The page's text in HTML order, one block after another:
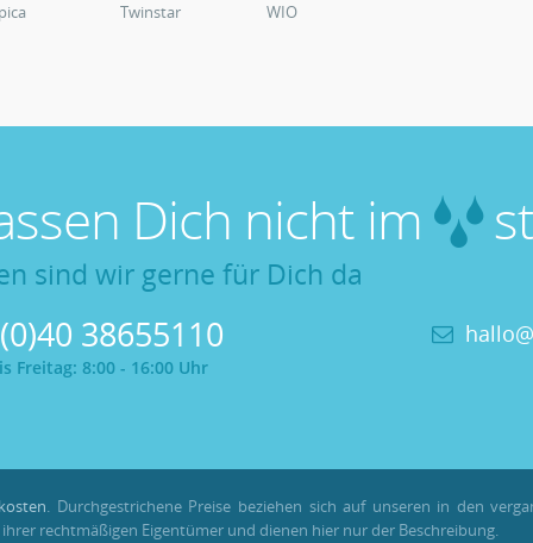
Twinstar WIO
Dich nicht im
sind wir gerne für Dich da
38655110
Freitag: 8:00 - 16:00 Uhr
. Durchgestrichene Preise beziehen sich auf unseren in den
rechtmäßigen Eigentümer und dienen hier nur der Beschreibung.